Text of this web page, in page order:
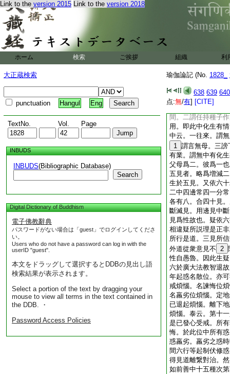
Link to the version 2015 Link to the version 2018
ホーム 検索 ご挨拶 組織 利
大正蔵検索
punctuation Hangul Eng
TextNo. Vol. Page
INBUDS
INBUDS(Bibliographic Database)
Search
Digital Dictionary of Buddhism
電子佛教辭典
パスワードがない場合は「guest」でログインしてくださ
い。
Users who do not have a password can log in with the
userID "guest".
本文をドラッグして選択するとDDBの見出し語
検索結果が表示されます。
Select a portion of the text by dragging your
mouse to view all terms in the text contained in
the DDB. ・
Password Access Policies
瑜伽論記 (No. 1828_
638 639 640
点:無/有] [CITE]
可無常是斷。増其
者。景云。此執戒
方便。是戒禁取計
因。是其見取。若
猪鷄等
戒。非
小論。捐減事有四
對法此中有五。謂
謗果中同。謗作用
彼世間。無母無父
中三結文。一謂謗
間。二謂任持種子
用。即此中化生有
中云。一往來。謂
1 謂言無母。三
有業。謂無中有化
父母爲二。彼爲一
五見者。略爲増減
生於五見。又依六
二中四邊常四一分
各有八。合四十見
斷滅見。用邊見中
見爲性故也。疑依
相違疑所説理是正
所行是道。三見所
外道從衆意見不 2
性自愚魯。因此生
六於廣大法教智退
年起惑名散位。亦
戒煩惱。名諫悔位
名羸劣位煩惱。定
已退起煩惱。離下
煩惱。泰云。第十
是已發心受戒。所
悔。於此位中所有
惑羸劣。羸劣之惑
間六行等起制伏修
得見道離繋對治。
如前善中十五種次